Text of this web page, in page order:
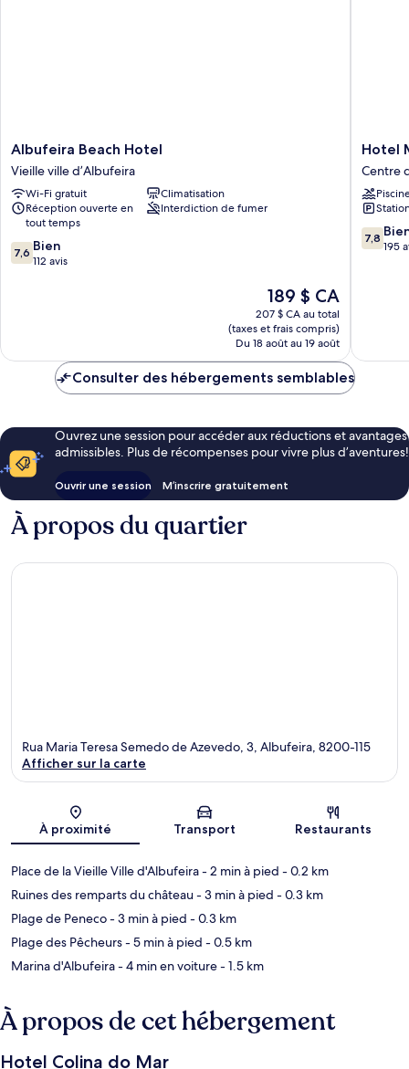
Albufeira
Beach
Hotel
Vieille
ville
d’Albufeira
Albufeira Beach Hotel
Vieille ville d’Albufeira
Wi-Fi gratuit
Climatisation
Réception ouverte en
tout temps
Interdiction de fumer
7.6
sur
7,6 Bien
112 avis
Le
prix
est
de
189 $ CA
189 $ CA
207 $ CA au total
(taxes et frais compris)
Du 18 août au 19 août
Hotel
Mar
à
Vista
Centre
Hotel
Centre
7.8
sur
7,8
195
Consulter des hébergements semblables
Ouvrez une session pour accéder aux réductions et avantages
admissibles. Plus de récompenses pour vivre plus d’aventures!
Ouvrir une session M’inscrire gratuitement
À propos du quartier
Carte
Rua Maria Teresa Semedo de Azevedo, 3, Albufeira, 8200-115
Afficher sur la carte
À proximité Transport Restaurants
Place de la Vieille Ville d'Albufeira- 2 min à pied - 0.2 km
Ruines des remparts du château- 3 min à pied - 0.3 km
Plage de Peneco- 3 min à pied - 0.3 km
Plage des Pêcheurs- 5 min à pied - 0.5 km
Marina d'Albufeira- 4 min en voiture- 1.5 km
À propos de cet hébergement
Hotel Colina do Mar